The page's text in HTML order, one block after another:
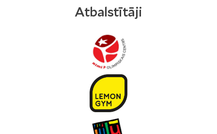
Atbalstītāji